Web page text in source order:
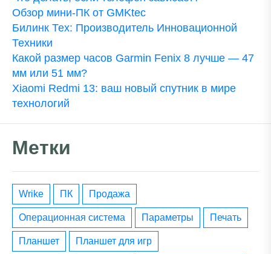
Обзор мини-ПК от GMKtec
Билинк Тех: Производитель Инновационной
Техники
Какой размер часов Garmin Fenix 8 лучше — 47
мм или 51 мм?
Xiaomi Redmi 13: ваш новый спутник в мире
технологий
Метки
wrike ПК Продажа
операционная система параметры печать
планшет планшет для игр